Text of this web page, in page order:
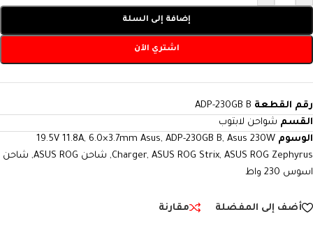
إضافة إلى السلة
اشتري الآن
رقم القطعة ADP-230GB B
القسم شواحن لابتوب
الوسوم
19.5V 11.8A, 6.0×3.7mm Asus, ADP-230GB B, Asus 230W
Charger, ASUS ROG Strix, ASUS ROG Zephyrus
, شاحن ASUS ROG , شاحن
اسوس 230 واط
أضف إلى المفضلة مقارنة